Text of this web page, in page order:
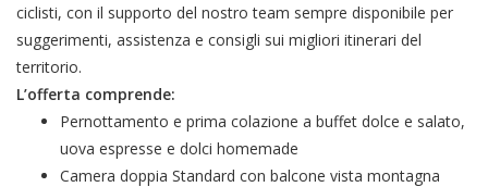
ciclisti, con il supporto del nostro team sempre disponibile per
suggerimenti, assistenza e consigli sui migliori itinerari del
territorio.
L’offerta comprende:
Pernottamento e prima colazione a buffet dolce e salato,
uova espresse e dolci homemade
Camera doppia Standard con balcone vista montagna